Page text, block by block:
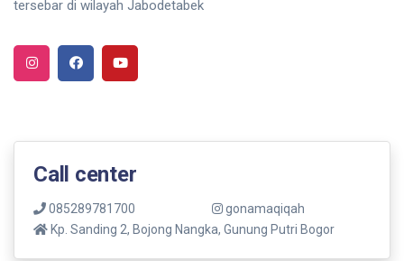
tersebar di wilayah Jabodetabek
Call center
085289781700
gonamaqiqah
Kp. Sanding 2, Bojong Nangka, Gunung Putri Bogor